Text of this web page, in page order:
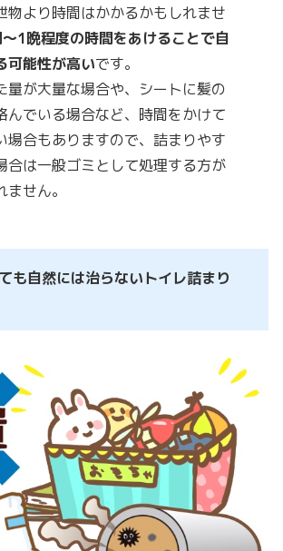
物より時間はかかるかもしれませ
1晩程度の時間をあけることで自
可能性が高いです。
量が大量な場合や、シートに髪の
んでいる場合など、時間をかけて
場合もありますので、詰まりやす
合は一般ゴミとして処理する方が
せん。
も自然には治らないトイレ詰まり